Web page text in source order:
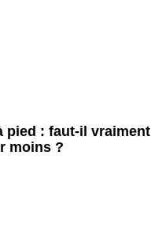
pied : faut-il vraiment
moins ?